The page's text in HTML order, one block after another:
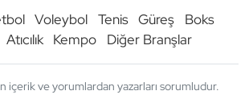
Voleybol Tenis Güreş
Boks
Atıcılık Kempo Diğer Branşlar
içerik ve yorumlardan yazarları sorumludur.